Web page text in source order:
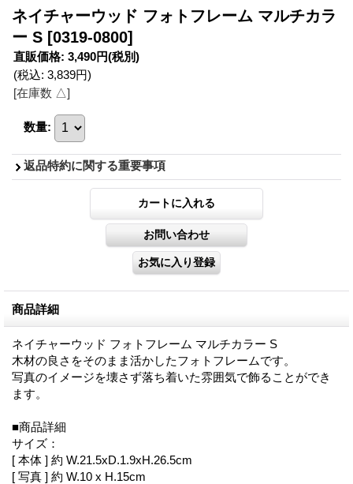
ネイチャーウッド フォトフレーム マルチカラ
ー S [0319-0800]
直販価格: 3,490円(税別)
(税込: 3,839円)
[在庫数 △]
数量:
返品特約に関する重要事項
商品詳細
ネイチャーウッド フォトフレーム マルチカラー S
木材の良さをそのまま活かしたフォトフレームです。
写真のイメージを壊さず落ち着いた雰囲気で飾ることができ
ます。
■商品詳細
サイズ：
[ 本体 ] 約 W.21.5xD.1.9xH.26.5cm
[ 写真 ] 約 W.10 x H.15cm